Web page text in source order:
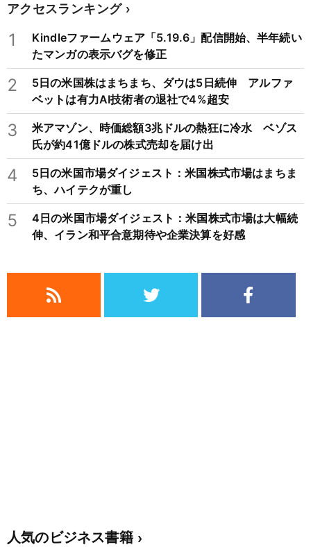
アクセスランキング
1
Kindleファームウェア「5.19.6」配信開始、半年続い
たマンガの表示バグを修正
2
5日の米国株はまちまち、ダウは5日続伸 アルファ
ベットは有力AI技術者の退社で4%超安
3
米アマゾン、時価総額3兆ドルの熱狂に冷水 ベゾス
氏が約41億ドルの株式売却を届け出
4
5日の米国市場ダイジェスト：米国株式市場はまちま
ち、ハイテクが重し
5
4日の米国市場ダイジェスト：米国株式市場は大幅続
伸、イラン和平合意期待や企業決算を好感
人気のビジネス書籍